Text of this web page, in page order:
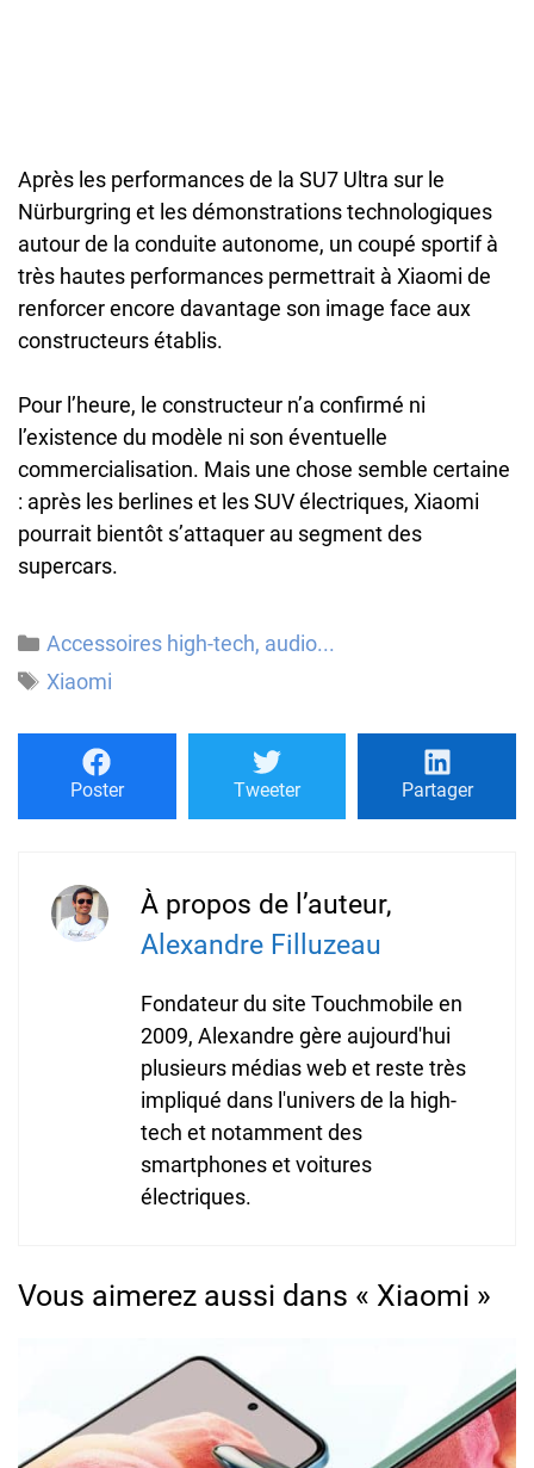
Après les performances de la SU7 Ultra sur le
Nürburgring et les démonstrations technologiques
autour de la conduite autonome, un coupé sportif à
très hautes performances permettrait à Xiaomi de
renforcer encore davantage son image face aux
constructeurs établis.
Pour l’heure, le constructeur n’a confirmé ni
l’existence du modèle ni son éventuelle
commercialisation. Mais une chose semble certaine
: après les berlines et les SUV électriques, Xiaomi
pourrait bientôt s’attaquer au segment des
supercars.
Catégories
Accessoires high-tech, audio...
Étiquettes
Xiaomi
Poster Tweeter Partager
À propos de l’auteur,
Alexandre Filluzeau
Fondateur du site Touchmobile en
2009, Alexandre gère aujourd'hui
plusieurs médias web et reste très
impliqué dans l'univers de la high-
tech et notamment des
smartphones et voitures
électriques.
Vous aimerez aussi dans « Xiaomi »